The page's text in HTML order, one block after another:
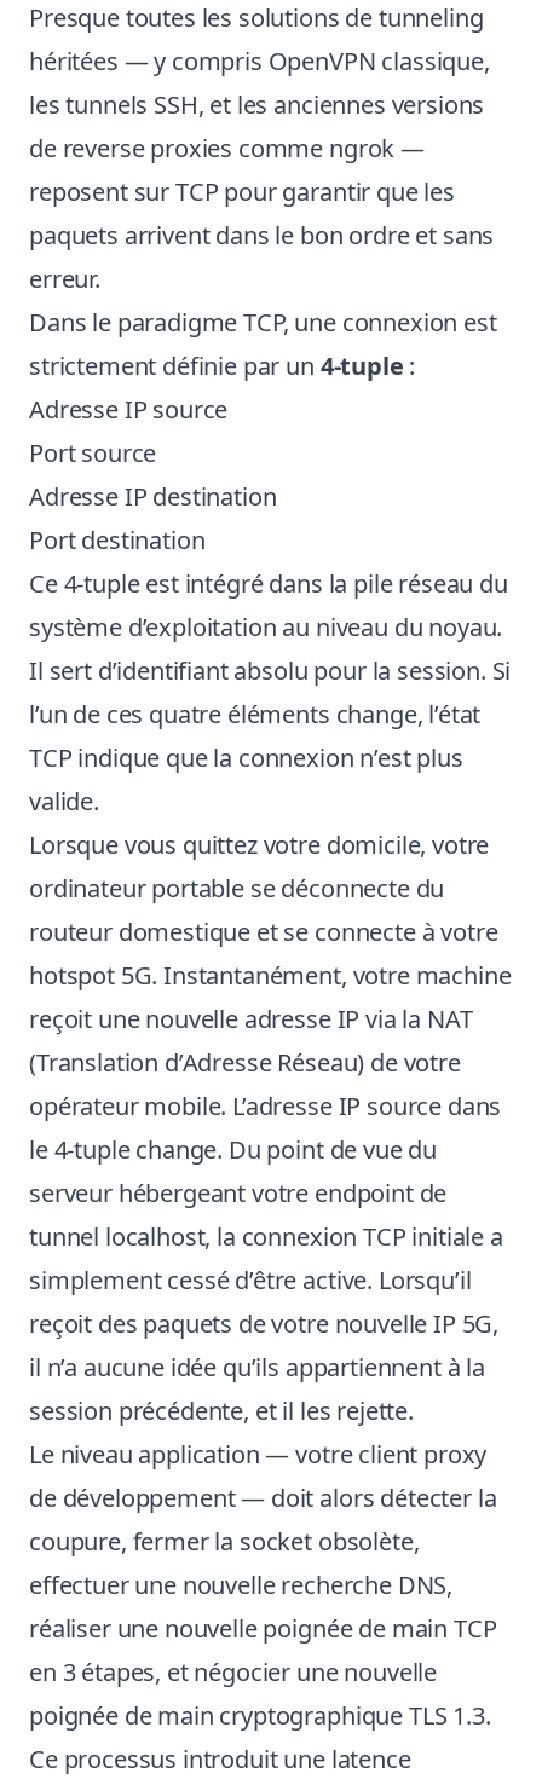
Presque toutes les solutions de tunneling
héritées — y compris OpenVPN classique,
les tunnels SSH, et les anciennes versions
de reverse proxies comme ngrok —
reposent sur TCP pour garantir que les
paquets arrivent dans le bon ordre et sans
erreur.
Dans le paradigme TCP, une connexion est
strictement définie par un 4-tuple :
Adresse IP source
Port source
Adresse IP destination
Port destination
Ce 4-tuple est intégré dans la pile réseau du
système d’exploitation au niveau du noyau.
Il sert d’identifiant absolu pour la session. Si
l’un de ces quatre éléments change, l’état
TCP indique que la connexion n’est plus
valide.
Lorsque vous quittez votre domicile, votre
ordinateur portable se déconnecte du
routeur domestique et se connecte à votre
hotspot 5G. Instantanément, votre machine
reçoit une nouvelle adresse IP via la NAT
(Translation d’Adresse Réseau) de votre
opérateur mobile. L’adresse IP source dans
le 4-tuple change. Du point de vue du
serveur hébergeant votre endpoint de
tunnel localhost, la connexion TCP initiale a
simplement cessé d’être active. Lorsqu’il
reçoit des paquets de votre nouvelle IP 5G,
il n’a aucune idée qu’ils appartiennent à la
session précédente, et il les rejette.
Le niveau application — votre client proxy
de développement — doit alors détecter la
coupure, fermer la socket obsolète,
effectuer une nouvelle recherche DNS,
réaliser une nouvelle poignée de main TCP
en 3 étapes, et négocier une nouvelle
poignée de main cryptographique TLS 1.3.
Ce processus introduit une latence